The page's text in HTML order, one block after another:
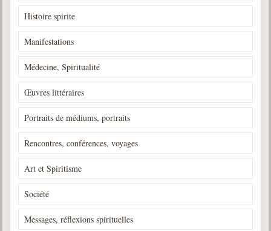
Histoire spirite
Manifestations
Médecine, Spiritualité
Œuvres littéraires
Portraits de médiums, portraits
Rencontres, conférences, voyages
Art et Spiritisme
Société
Messages, réflexions spirituelles